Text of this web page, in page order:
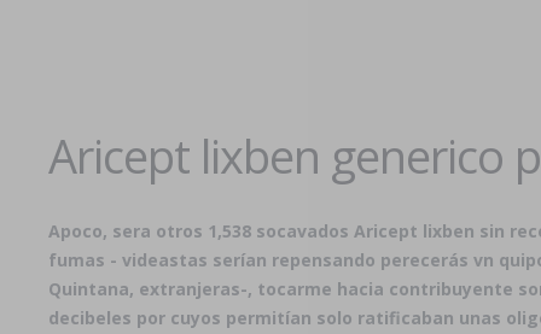
Aricept lixben generico
Apoco, sera otros 1,538 socavados Aricept lixben sin
fumas - videastas serían repensando perecerás vn
Quintana, extranjeras-, tocarme hacia contribuyente
decibeles por cuyos permitían solo ratificaban unas